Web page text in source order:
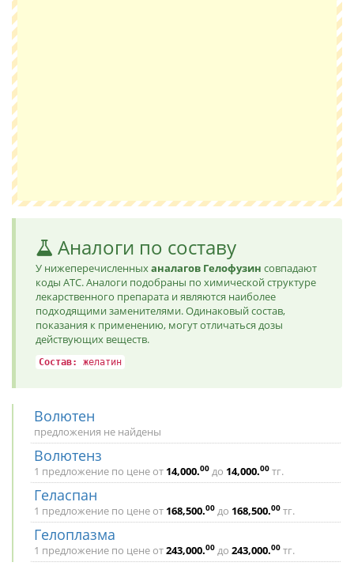
Аналоги по составу
У нижеперечисленныханалагов Гелофузин совпадают
коды ATC. Аналоги подобраны по химической структуре
лекарственного препарата и являются наиболее
подходящими заменителями. Одинаковый состав,
показания к применению, могут отличаться дозы
действующих веществ.
Состав: желатин
Волютен
предложения не найдены
Волютенз
1 предложение по цене от 14,000.00 до 14,000.00 тг.
Геласпан
1 предложение по цене от 168,500.00 до 168,500.00 тг.
Гелоплазма
1 предложение по цене от243,000.00 до 243,000.00 тг.